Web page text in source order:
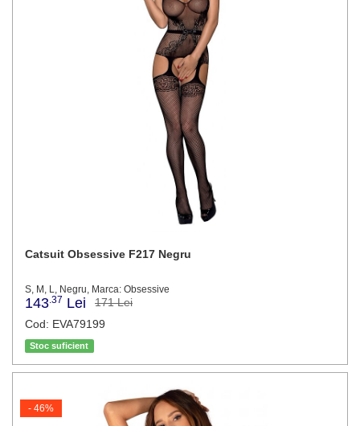
Catsuit Obsessive F217 Negru
S, M, L, Negru, Marca: Obsessive
143 .37 Lei
171 Lei
Cod: EVA79199
Stoc suficient
- 46%